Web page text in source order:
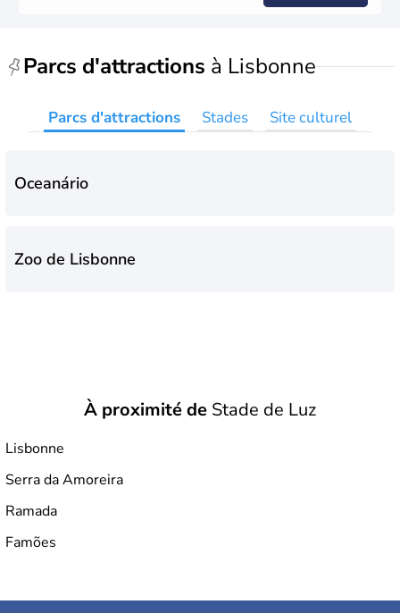
Parcs d'attractions à Lisbonne
Parcs d'attractions Stades Site culturel
Oceanário
Zoo de Lisbonne
À proximité de Stade de Luz
Lisbonne
Serra da Amoreira
Ramada
Famões